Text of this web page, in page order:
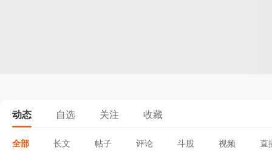
动态 自选 关注 收藏
全部 长文 帖子 评论 斗股 视频 直